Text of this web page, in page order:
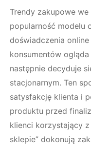
Trendy zakupowe we
popularność modelu
doświadczenia
konsumentów ogląda
następnie decyduje
stacjonarnym. Ten
satysfakcję klienta i
produktu przed
klienci korzystający
sklepie” dokonują